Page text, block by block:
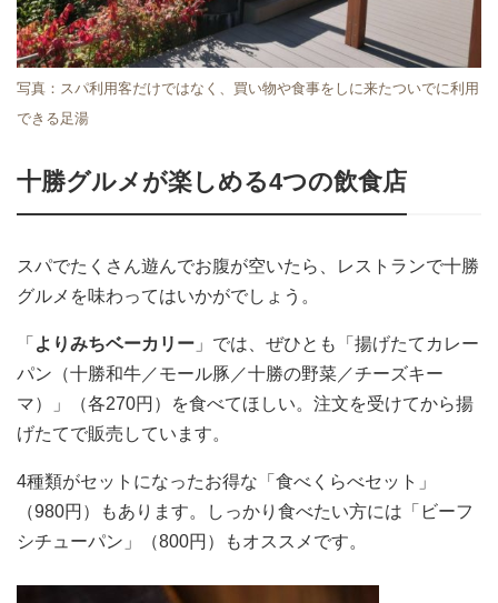
写真：スパ利用客だけではなく、買い物や食事をしに来たついでに利用
できる足湯
十勝グルメが楽しめる4つの飲食店
スパでたくさん遊んでお腹が空いたら、レストランで十勝
グルメを味わってはいかがでしょう。
「 よりみちベーカリー 」では、ぜひとも「揚げたてカレー
パン（十勝和牛／モール豚／十勝の野菜／チーズキー
マ）」（各270円）を食べてほしい。注文を受けてから揚
げたてで販売しています。
4種類がセットになったお得な「食べくらべセット」
（980円）もあります。しっかり食べたい方には「ビーフ
シチューパン」（800円）もオススメです。